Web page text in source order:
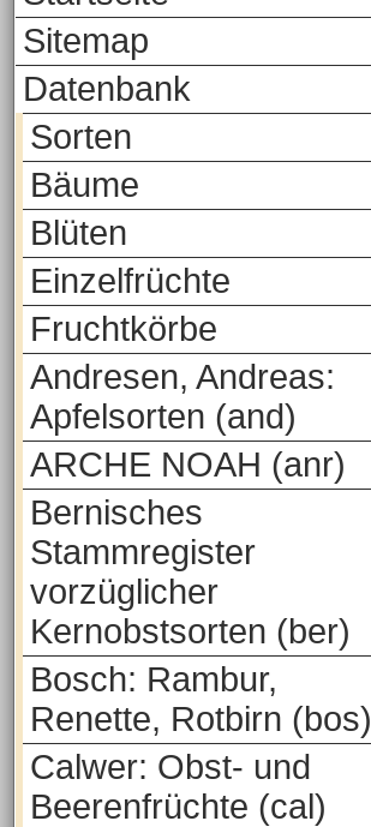
Sitemap
Datenbank
Sorten
Bäume
Blüten
Einzelfrüchte
Fruchtkörbe
Andresen, Andreas:
Apfelsorten (and)
ARCHE NOAH (anr)
Bernisches
Stammregister
vorzüglicher
Kernobstsorten (ber)
Bosch: Rambur,
Renette, Rotbirn (bos)
Calwer: Obst- und
Beerenfrüchte (cal)